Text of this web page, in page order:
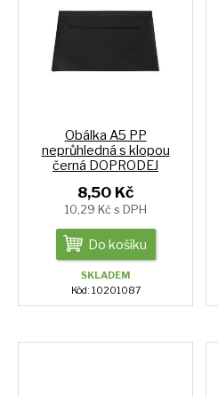
Obálka A5 PP
neprůhledná s klopou
černá DOPRODEJ
8,50 Kč
10,29 Kč s DPH
Do košíku
SKLADEM
Kód: 10201087